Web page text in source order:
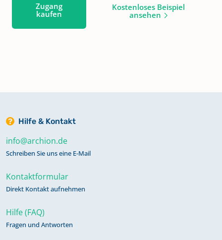
Zugang
kaufen
Kostenloses Beispiel
ansehen
Hilfe & Kontakt
info@archion.de
Schreiben Sie uns eine E-Mail
Kontaktformular
Direkt Kontakt aufnehmen
Hilfe (FAQ)
Fragen und Antworten